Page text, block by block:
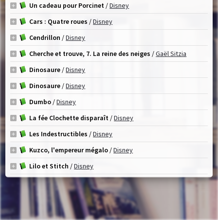
Un cadeau pour Porcinet/Disney
Cars : Quatre roues /Disney
Cendrillon /Disney
Cherche et trouve, 7. La reine des neiges /Gaël Sitzia
Dinosaure /Disney
Dinosaure /Disney
Dumbo /Disney
La fée Clochette disparaît/Disney
Les Indestructibles /Disney
Kuzco, l'empereur mégalo/Disney
Lilo et Stitch /Disney
Le livre de la jungle
/Disney
Le livre de la jungle 2 /
Disney
Le livre de la jungle : Mowgli et Kaa/Disney